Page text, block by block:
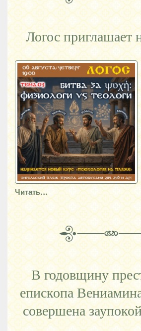
Логос приглашает
Читать…
В годовщину
епископа
совершена